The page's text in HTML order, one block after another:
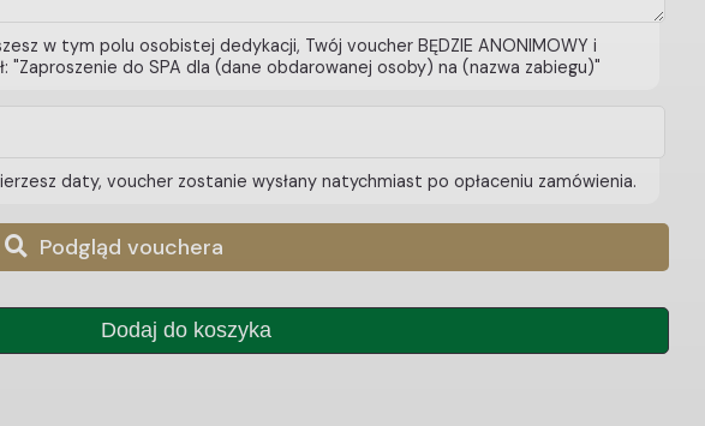
w tym polu osobistej dedykacji, Twój voucher BĘDZIE ANONIMOWY i
"Zaproszenie do SPA dla (dane obdarowanej osoby) na (nazwa zabiegu)"
daty, voucher zostanie wysłany natychmiast po opłaceniu zamówienia.
Podgląd vouchera
Dodaj do koszyka